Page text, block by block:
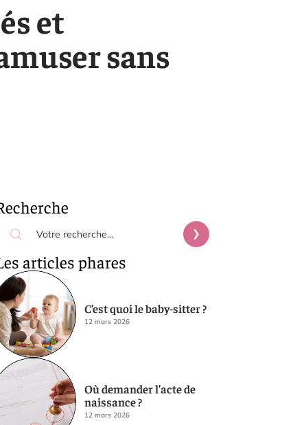
et
sans
articles phares
C’est quoi le baby-sitter ?
12 mars 2026
Où demander l’acte de
naissance ?
12 mars 2026